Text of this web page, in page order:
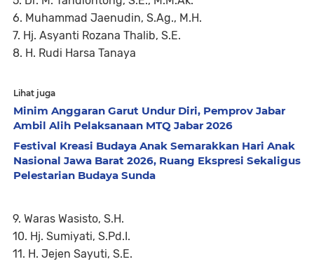
6. Muhammad Jaenudin, S.Ag., M.H.
7. Hj. Asyanti Rozana Thalib, S.E.
8. H. Rudi Harsa Tanaya
Lihat juga
Minim Anggaran Garut Undur Diri, Pemprov Jabar
Ambil Alih Pelaksanaan MTQ Jabar 2026
Festival Kreasi Budaya Anak Semarakkan Hari Anak
Nasional Jawa Barat 2026, Ruang Ekspresi Sekaligus
Pelestarian Budaya Sunda
9. Waras Wasisto, S.H.
10. Hj. Sumiyati, S.Pd.I.
11. H. Jejen Sayuti, S.E.